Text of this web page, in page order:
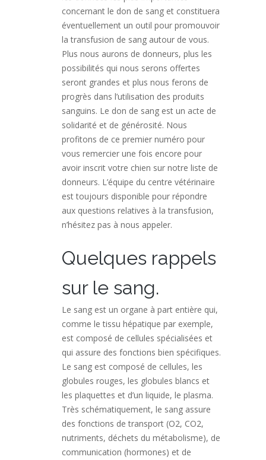
concernant le don de sang et constituera
éventuellement un outil pour promouvoir
la transfusion de sang autour de vous.
Plus nous aurons de donneurs, plus les
possibilités qui nous serons offertes
seront grandes et plus nous ferons de
progrès dans l’utilisation des produits
sanguins. Le don de sang est un acte de
solidarité et de générosité. Nous
profitons de ce premier numéro pour
vous remercier une fois encore pour
avoir inscrit votre chien sur notre liste de
donneurs. L’équipe du centre vétérinaire
est toujours disponible pour répondre
aux questions relatives à la transfusion,
n’hésitez pas à nous appeler.
Quelques rappels
sur le sang.
Le sang est un organe à part entière qui,
comme le tissu hépatique par exemple,
est composé de cellules spécialisées et
qui assure des fonctions bien spécifiques.
Le sang est composé de cellules, les
globules rouges, les globules blancs et
les plaquettes et d’un liquide, le plasma.
Très schématiquement, le sang assure
des fonctions de transport (O2, CO2,
nutriments, déchets du métabolisme), de
communication (hormones) et de